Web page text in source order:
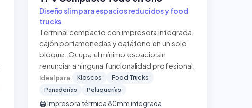
Diseño slim para espacios reducidos y food
trucks
Terminal compacto con impresora integrada,
cajón portamonedas y datáfono en un solo
bloque. Ocupa el mínimo espacio sin
renunciar a ninguna funcionalidad profesional.
Ideal para: Kioscos
Food Trucks
Panaderías
Peluquerías
🖨️ Impresora térmica 80mm integrada